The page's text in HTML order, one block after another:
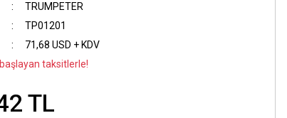
TRUMPETER
TP01201
71,68 USD + KDV
taksitlerle!
TL